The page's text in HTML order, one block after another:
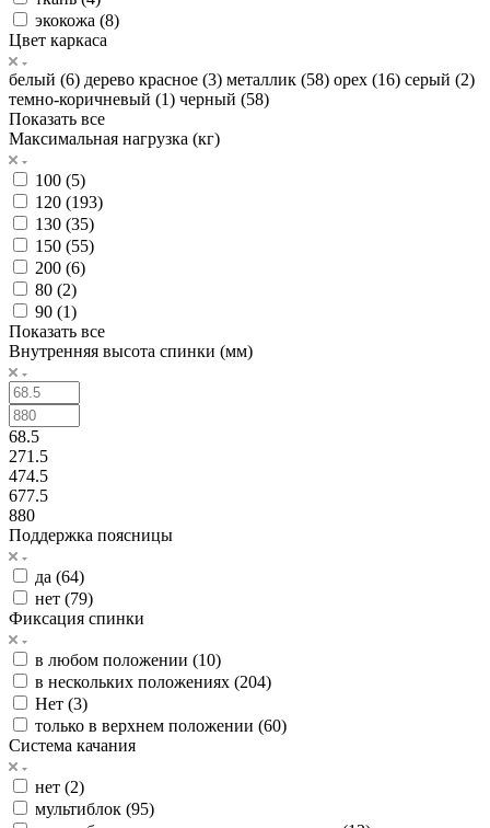
экокожа (8)
Цвет каркаса
белый (6) дерево красное (3) металлик (58) орех (16) серый (2)
темно-коричневый (1) черный (58)
Показать все
Максимальная нагрузка (кг)
100 (5)
120 (193)
130 (35)
150 (55)
200 (6)
80 (2)
90 (1)
Показать все
Внутренняя высота спинки (мм)
68.5
271.5
474.5
677.5
880
Поддержка поясницы
да (64)
нет (79)
Фиксация спинки
в любом положении (10)
в нескольких положениях (204)
Нет (3)
только в верхнем положении (60)
Система качания
нет (2)
мультиблок (95)